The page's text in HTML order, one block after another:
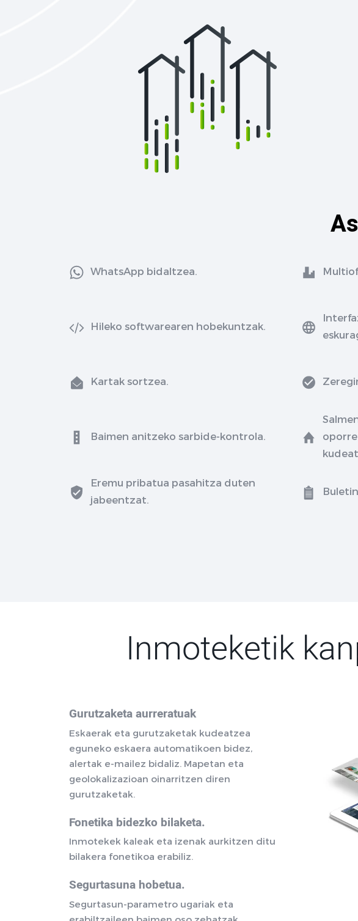
WhatsApp bidaltzea.
Hileko softwarearen hobekuntzak.
Kartak sortzea.
Baimen anitzeko sarbide-kontrola.
Eremu pribatua pasahitza duten
jabeentzat.
Inmoteketik
Gurutzaketa aurreratuak
Eskaerak eta gurutzaketak kudeatzea
eguneko eskaera automatikoen bidez,
alertak e-mailez bidaliz. Mapetan eta
geolokalizazioan oinarritzen diren
gurutzaketak.
Fonetika bidezko bilaketa.
Inmotekek kaleak eta izenak aurkitzen ditu
bilakera fonetikoa erabiliz.
Segurtasuna hobetua.
Segurtasun-parametro ugariak eta